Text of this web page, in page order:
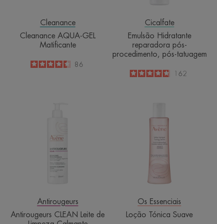
Cleanance
Cleanance AQUA-GEL
Matificante
4.5
/
5
86
Cicalfate
Emulsão Hidratante
reparadora pós-
procedimento, pós-tatuagem
4.8
/5162
de
Calmante
Antirougeurs
Antirougeurs CLEAN Leite de
Suave
Os Essenciais
Loção Tónica Suave